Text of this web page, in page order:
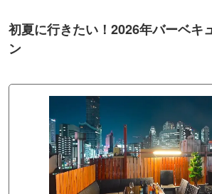
初夏に行きたい！2026年バーベキ
ン